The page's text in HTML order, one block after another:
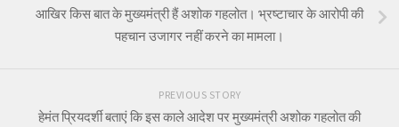
आखिर किस बात के मुख्यमंत्री हैं अशोक गहलोत। भ्रष्टाचार के आरोपी की
पहचान उजागर नहीं करने का मामला।
PREVIOUS STORY
हेमंत प्रियदर्शी बताएं कि इस काले आदेश पर मुख्यमंत्री अशोक गहलोत की